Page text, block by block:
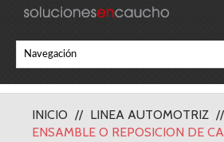
INICIO LINEA AUTOMOTRIZ
ENSAMBLE O REPOSICION DE